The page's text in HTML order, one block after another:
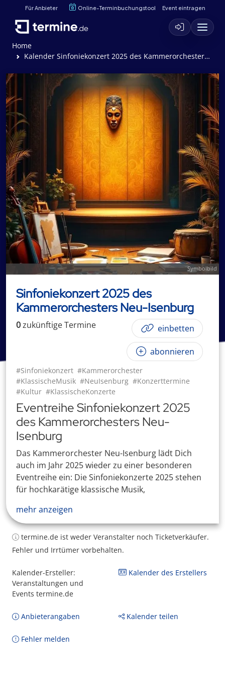
Für Anbieter Online-Terminbuchungstool Event eintragen
Home
Kalender Sinfoniekonzert 2025 des Kammerorchesters Neu-Isenburg
Symbolbild
Sinfoniekonzert 2025 des
Kammerorchesters Neu-Isenburg
0zukünftigeTermine einbetten
abonnieren
#Sinfoniekonzert #Kammerorchester
#KlassischeMusik #NeuIsenburg #Konzerttermine
#Kultur #KlassischeKonzerte
Eventreihe Sinfoniekonzert 2025
des Kammerorchesters Neu-
Isenburg
Das Kammerorchester Neu-Isenburg lädt Dich
auch im Jahr 2025 wieder zu einer besonderen
Eventreihe ein: Die Sinfoniekonzerte 2025 stehen
für hochkarätige klassische Musik,
mehr anzeigen
termine.de ist weder Veranstalter noch Ticketverkäufer.
Fehler und Irrtümer vorbehalten.
Kalender-Ersteller:
Veranstaltungen und
Events termine.de
Kalender des Erstellers
Anbieterangaben Kalender teilen
Fehler melden